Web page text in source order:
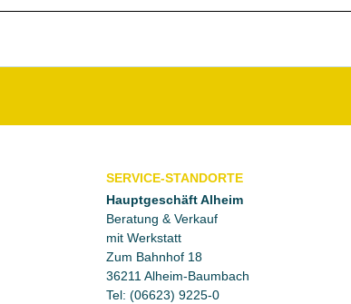
SERVICE-STANDORTE
Hauptgeschäft Alheim
Beratung & Verkauf
mit Werkstatt
Zum Bahnhof 18
36211 Alheim-Baumbach
Tel: (06623) 9225-0